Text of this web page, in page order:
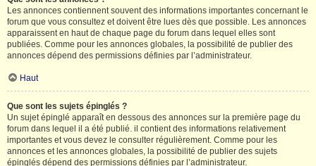
Les annonces contiennent souvent des informations importantes concernant le
forum que vous consultez et doivent être lues dès que possible. Les annonces
apparaissent en haut de chaque page du forum dans lequel elles sont
publiées. Comme pour les annonces globales, la possibilité de publier des
annonces dépend des permissions définies par l’administrateur.
Haut
Que sont les sujets épinglés ?
Un sujet épinglé apparaît en dessous des annonces sur la première page du
forum dans lequel il a été publié. il contient des informations relativement
importantes et vous devez le consulter régulièrement. Comme pour les
annonces et les annonces globales, la possibilité de publier des sujets
épinglés dépend des permissions définies par l’administrateur.